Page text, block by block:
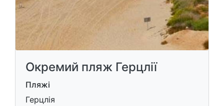
Окремий пляж Герцлії
Пляжі
Герцлія